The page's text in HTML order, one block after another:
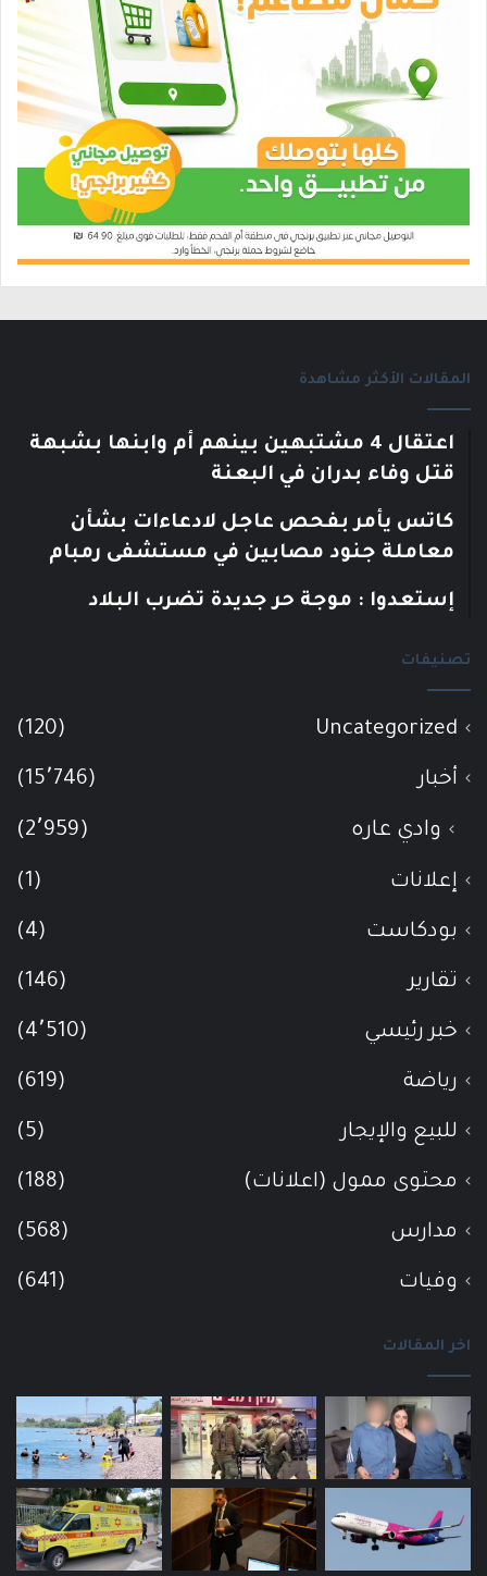
المقالات الأكثر مشاهدة
اعتقال 4 مشتبهين بينهم أم وابنها بشبهة
قتل وفاء بدران في البعنة
كاتس يأمر بفحص عاجل لادعاءات بشأن
معاملة جنود مصابين في مستشفى رمبام
إستعدوا : موجة حر جديدة تضرب البلاد
تصنيفات
Uncategorized
(120)
أخبار (15٬746)
وادي عاره (2٬959)
إعلانات (1)
بودكاست (4)
تقارير (146)
خبر رئيسي (4٬510)
رياضة (619)
للبيع والإيجار (5)
محتوى ممول (اعلانات) (188)
مدارس (568)
وفيات (641)
اخر المقالات